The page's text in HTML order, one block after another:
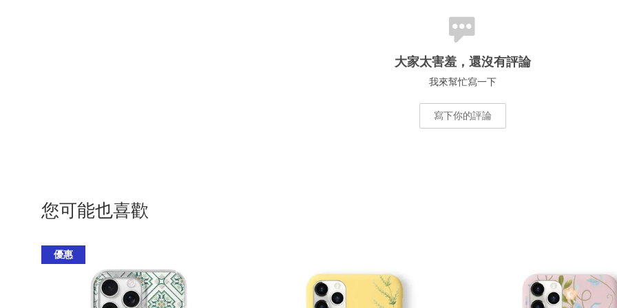
大家太害羞，還沒有評論
我來幫忙寫一下
寫下你的評論
您可能也喜歡
優惠